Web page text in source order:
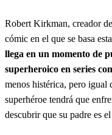
Robert Kirkman, creador
cómic en el que se basa esta
llega en un momento de
superheroico en series
menos histérica, pero igual
superhéroe tendrá que
descubrir que su padre es